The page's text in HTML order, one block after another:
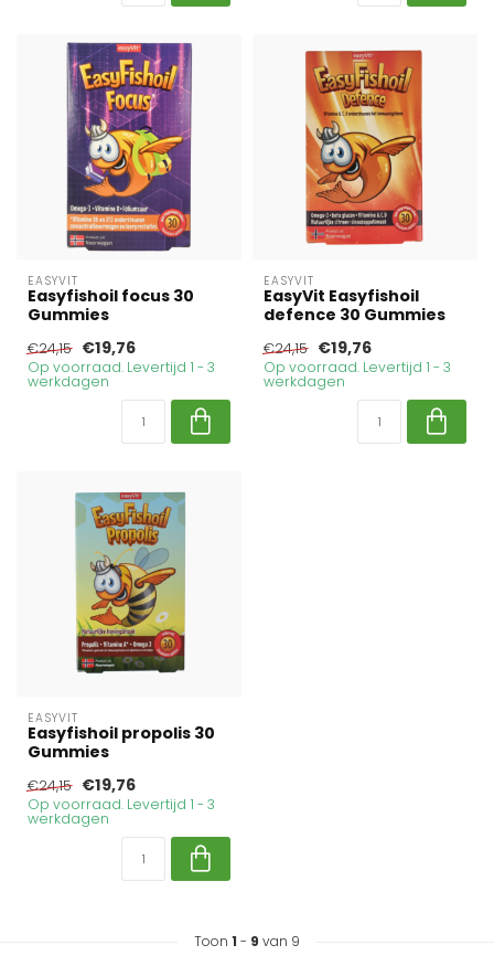
EASYVIT
Easyfishoil focus 30
Gummies
€24,15 €19,76
Op voorraad. Levertijd 1 - 3
werkdagen
EASYVIT
EasyVit Easyfishoil
defence 30 Gummies
€24,15 €19,76
Op voorraad. Levertijd 1 - 3
werkdagen
EASYVIT
Easyfishoil propolis 30
Gummies
€24,15 €19,76
Op voorraad. Levertijd 1 - 3
werkdagen
Toon 1 - 9 van 9